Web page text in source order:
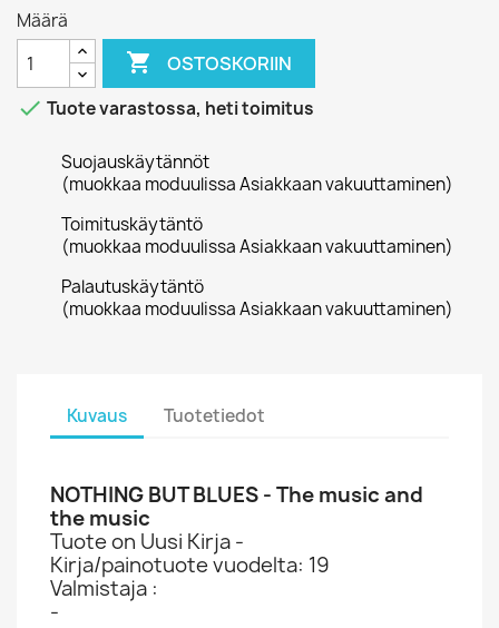
Määrä
 OSTOSKORIIN
 Tuote varastossa, heti toimitus
Suojauskäytännöt
(muokkaa moduulissa Asiakkaan vakuuttaminen)
Toimituskäytäntö
(muokkaa moduulissa Asiakkaan vakuuttaminen)
Palautuskäytäntö
(muokkaa moduulissa Asiakkaan vakuuttaminen)
Kuvaus Tuotetiedot
NOTHING BUT BLUES - The music and
the music
Tuote on Uusi Kirja -
Kirja/painotuote vuodelta: 19
Valmistaja :
-